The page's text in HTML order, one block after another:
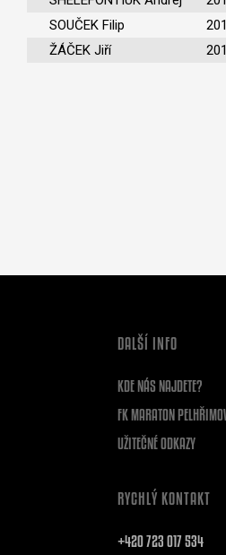
SOUČEK Filip
ŽÁČEK Jiří
DALŠÍ INFO
KDE NÁS NAJDETE?
FK MARATON
UŽITEČNÉ ODKAZY
RYCHLÝ KONTAKT
+420 723 017 534